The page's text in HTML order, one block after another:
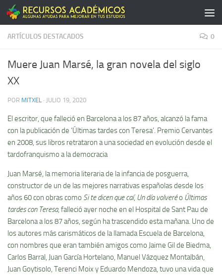
Saltar al contenido
ARTÍCULOS DESTACADOS 0
Muere Juan Marsé, la gran novela del siglo
XX
POR MITXEL · JULIO 19, 2020
El escritor, que falleció en Barcelona a los 87 años, alcanzó la fama
con la publicación de ‘Últimas tardes con Teresa’. Premio Cervantes
en 2008, sus libros retrataron a una sociedad en evolución desde el
tardofranquismo a la democracia
Juan Marsé, la memoria literaria de la infancia de posguerra,
constructor de un de las mejores narrativas españolas desde los
años 60 con obras como Si te dicen que caí,Un día volveréo Últimas
tardes con Teresa, falleció ayer noche en el Hospital de Sant Pau de
Barcelona a los 87 años, según ha trascendido esta mañana. Uno de
los autores más carismáticos de la llamada Escuela de Barcelona,
con nombres que eran también amigos como Jaime Gil de Biedma,
Carlos Barral, Juan García Hortelano, Manuel Vázquez Montalbán,
Juan Goytisolo, Terenci Moix y Eduardo Mendoza, tuvo una vida que